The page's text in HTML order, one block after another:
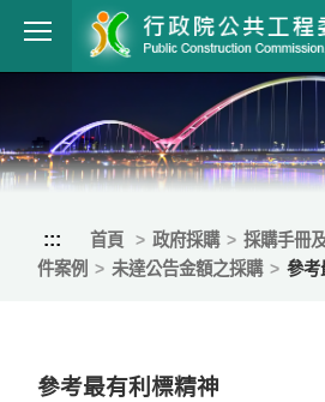
跳到主要內容
行
::: 首頁 政府採購 採購手冊
件案例
未達公告金額之採購 參考
參考最有利標精神